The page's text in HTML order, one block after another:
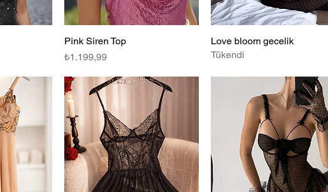
Hızlı Bakış
Pink Siren Top
Fiyat
₺1.199,99
Hızlı Bakış
Love bloom gecelik
Tükendi